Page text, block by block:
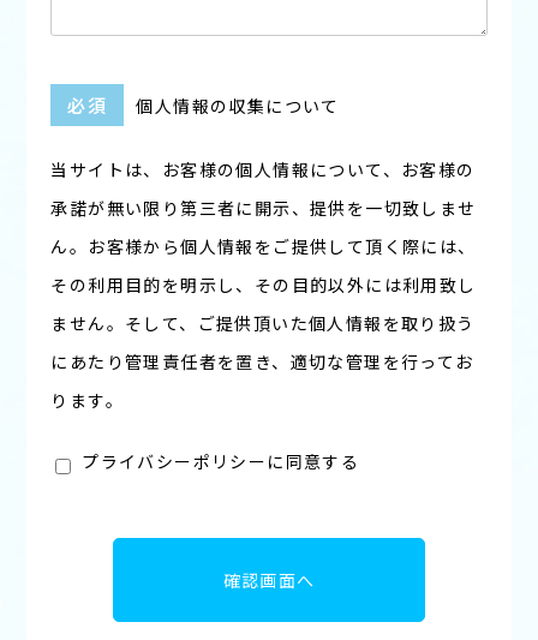
個人情報の収集について
必須
当サイトは、お客様の個人情報について、お客様の
承諾が無い限り第三者に開示、提供を一切致しませ
ん。お客様から個人情報をご提供して頂く際には、
その利用目的を明示し、その目的以外には利用致し
ません。そして、ご提供頂いた個人情報を取り扱う
にあたり管理責任者を置き、適切な管理を行ってお
ります。
プライバシーポリシーに同意する
確認画面へ